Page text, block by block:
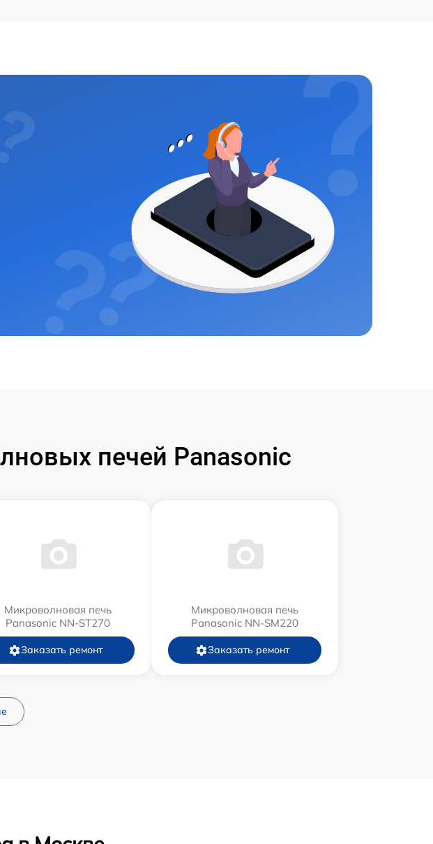
печей Panasonic
Микроволновая печь
Panasonic NN-ST270
Заказать ремонт
Микроволновая печь
Panasonic NN-SM220
Заказать ремонт